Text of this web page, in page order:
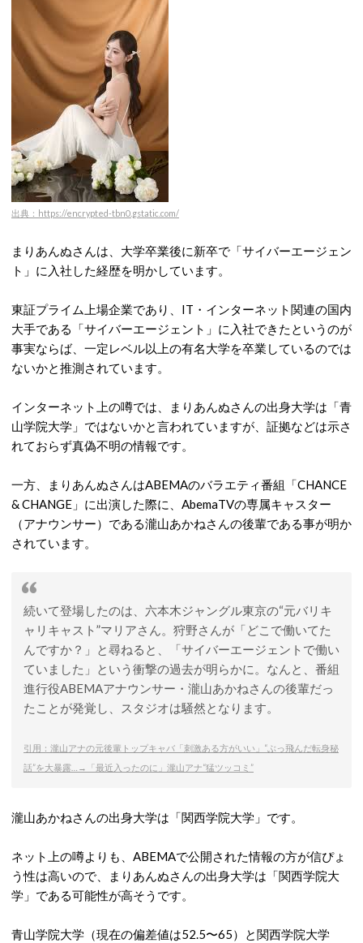
出典：https://encrypted-tbn0.gstatic.com/
まりあんぬさんは、大学卒業後に新卒で「サイバーエージェン
ト」に入社した経歴を明かしています。
東証プライム上場企業であり、IT・インターネット関連の国内
大手である「サイバーエージェント」に入社できたというのが
事実ならば、一定レベル以上の有名大学を卒業しているのでは
ないかと推測されています。
インターネット上の噂では、まりあんぬさんの出身大学は「青
山学院大学」ではないかと言われていますが、証拠などは示さ
れておらず真偽不明の情報です。
一方、まりあんぬさんはABEMAのバラエティ番組「CHANCE
& CHANGE」に出演した際に、AbemaTVの専属キャスター
（アナウンサー）である瀧山あかねさんの後輩である事が明か
されています。
続いて登場したのは、六本木ジャングル東京の“元バリキ
ャリキャスト”マリアさん。狩野さんが「どこで働いてた
んですか？」と尋ねると、「サイバーエージェントで働い
ていました」という衝撃の過去が明らかに。なんと、番組
進行役ABEMAアナウンサー・瀧山あかねさんの後輩だっ
たことが発覚し、スタジオは騒然となります。
引用：瀧山アナの元後輩トップキャバ「刺激ある方がいい」“ぶっ飛んだ転身秘
話”を大暴露…→「最近入ったのに」瀧山アナ“猛ツッコミ”
瀧山あかねさんの出身大学は「関西学院大学」です。
ネット上の噂よりも、ABEMAで公開された情報の方が信ぴょ
う性は高いので、まりあんぬさんの出身大学は「関西学院大
学」である可能性が高そうです。
青山学院大学（現在の偏差値は52.5〜65）と関西学院大学